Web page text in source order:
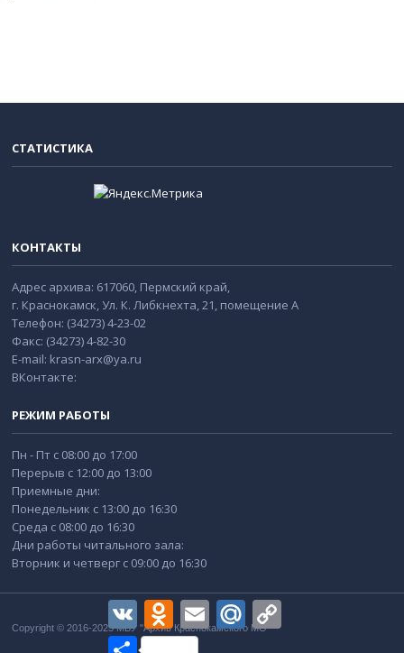
СТАТИСТИКА
КОНТАКТЫ
Адрес архива: 617060, Пермский край,
г. Краснокамск, Ул. К. Либкнехта, 21, помещение А
Телефон: (34273) 4-23-02
Факс: (34273) 4-82-30
E-mail: krasn-arx@ya.ru
ВКонтакте:
РЕЖИМ РАБОТЫ
Пн - Пт с 08:00 до 17:00
Перерыв с 12:00 до 13:00
Приемные дни:
Понедельник с 13:00 до 16:30
Среда с 08:00 до 16:30
Дни работы читального зала:
Вторник и четверг с 09:00 до 16:30
Copyright © 2016-2025 МБУ "Архив Краснокамского МО"
Odnoklassniki
Email Mail.Ru